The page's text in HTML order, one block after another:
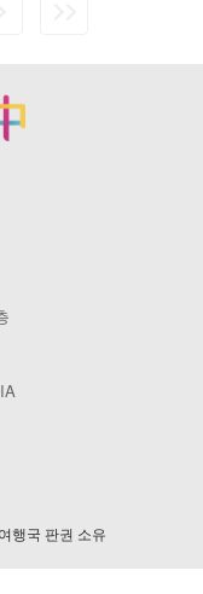
행국 판권 소유